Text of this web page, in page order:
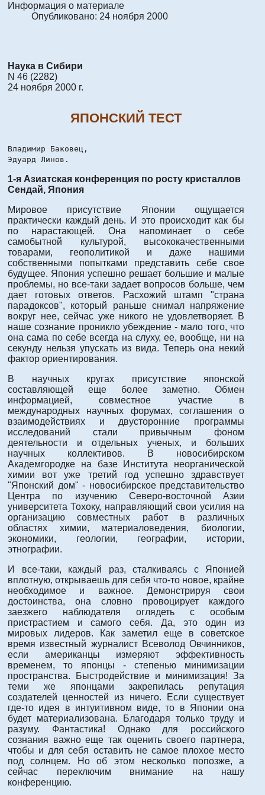
Информация о материале
Опубликовано: 24 ноября 2000
Наука в Сибири
N 46 (2282)
24 ноября 2000 г.
ЯПОНСКИЙ ТЕСТ
Владимир Баковец,
Эдуард Линов.
1-я Азиатская конференция по росту кристаллов
Сендай, Япония
Мировое присутствие Японии ощущается
практически каждый день. И это происходит как бы
по нарастающей. Она напоминает о себе
самобытной культурой, высококачественными
товарами, геополитикой и даже нашими
собственными попытками представить себе свое
будущее. Япония успешно решает большие и малые
проблемы, но все-таки задает вопросов больше, чем
дает готовых ответов. Расхожий штамп "страна
парадоксов", который раньше снимал напряжение
вокруг нее, сейчас уже никого не удовлетворяет. В
наше сознание проникло убеждение - мало того, что
она сама по себе всегда на слуху, ее, вообще, ни на
секунду нельзя упускать из вида. Теперь она некий
фактор ориентирования.
В научных кругах присутствие японской
составляющей еще более заметно. Обмен
информацией, совместное участие в
международных научных форумах, соглашения о
взаимодействиях и двусторонние программы
исследований стали привычным фоном
деятельности и отдельных ученых, и больших
научных коллективов. В новосибирском
Академгородке на базе Института неорганической
химии вот уже третий год успешно здравствует
"Японский дом" - новосибирское представительство
Центра по изучению Северо-восточной Азии
университета Тохоку, направляющий свои усилия на
организацию совместных работ в различных
областях химии, материаловедения, биологии,
экономики, геологии, географии, истории,
этнографии.
И все-таки, каждый раз, сталкиваясь с Японией
вплотную, открываешь для себя что-то новое, крайне
необходимое и важное. Демонстрируя свои
достоинства, она словно провоцирует каждого
заезжего наблюдателя оглядеть с особым
пристрастием и самого себя. Да, это один из
мировых лидеров. Как заметил еще в советское
время известный журналист Всеволод Овчинников,
если американцы измеряют эффективность
временем, то японцы - степенью минимизации
пространства. Быстродействие и минимизация! За
теми же японцами закрепилась репутация
создателей ценностей из ничего. Если существует
где-то идея в интуитивном виде, то в Японии она
будет материализована. Благодаря только труду и
разуму. Фантастика! Однако для российского
сознания важно еще так оценить своего партнера,
чтобы и для себя оставить не самое плохое место
под солнцем. Но об этом несколько попозже, а
сейчас переключим внимание на нашу
конференцию.